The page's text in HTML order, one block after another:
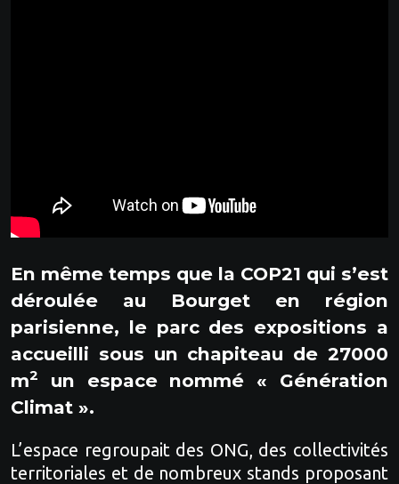
En même temps que la COP21 qui s’est
déroulée au Bourget en région
parisienne, le parc des expositions a
accueilli sous un chapiteau de 27000
m2
un espace nommé « Génération
Climat ».
L’espace regroupait des ONG, des collectivités
territoriales et de nombreux stands proposant